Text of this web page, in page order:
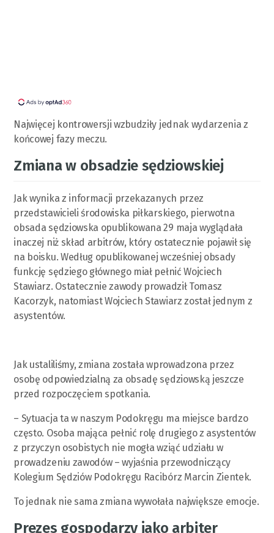
Najwięcej kontrowersji wzbudziły jednak wydarzenia z
końcowej fazy meczu.
Zmiana w obsadzie sędziowskiej
Jak wynika z informacji przekazanych przez
przedstawicieli środowiska piłkarskiego, pierwotna
obsada sędziowska opublikowana 29 maja wyglądała
inaczej niż skład arbitrów, który ostatecznie pojawił się
na boisku. Według opublikowanej wcześniej obsady
funkcję sędziego głównego miał pełnić Wojciech
Stawiarz. Ostatecznie zawody prowadził Tomasz
Kacorzyk, natomiast Wojciech Stawiarz został jednym z
asystentów.
Jak ustaliliśmy, zmiana została wprowadzona przez
osobę odpowiedzialną za obsadę sędziowską jeszcze
przed rozpoczęciem spotkania.
– Sytuacja ta w naszym Podokręgu ma miejsce bardzo
często. Osoba mająca pełnić rolę drugiego z asystentów
z przyczyn osobistych nie mogła wziąć udziału w
prowadzeniu zawodów – wyjaśnia przewodniczący
Kolegium Sędziów Podokręgu Racibórz Marcin Zientek.
To jednak nie sama zmiana wywołała największe emocje.
Prezes gospodarzy jako arbiter